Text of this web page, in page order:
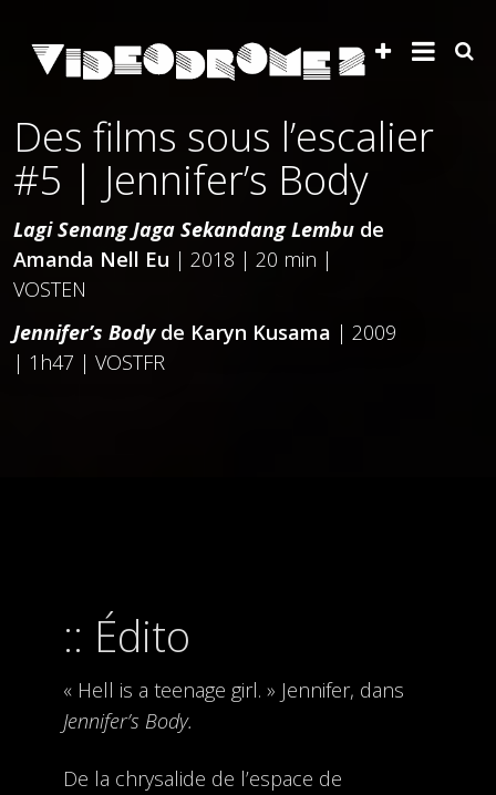
Des films sous l’escalier
#5 | Jennifer’s Body
Lagi Senang Jaga Sekandang Lembu de
Amanda Nell Eu | 2018 | 20 min |
VOSTEN
Jennifer’s Bodyde Karyn Kusama | 2009
| 1h47 | VOSTFR
Édito
« Hell is a teenage girl. » Jennifer, dans
Jennifer’s Body.
De la chrysalide de l’espace de